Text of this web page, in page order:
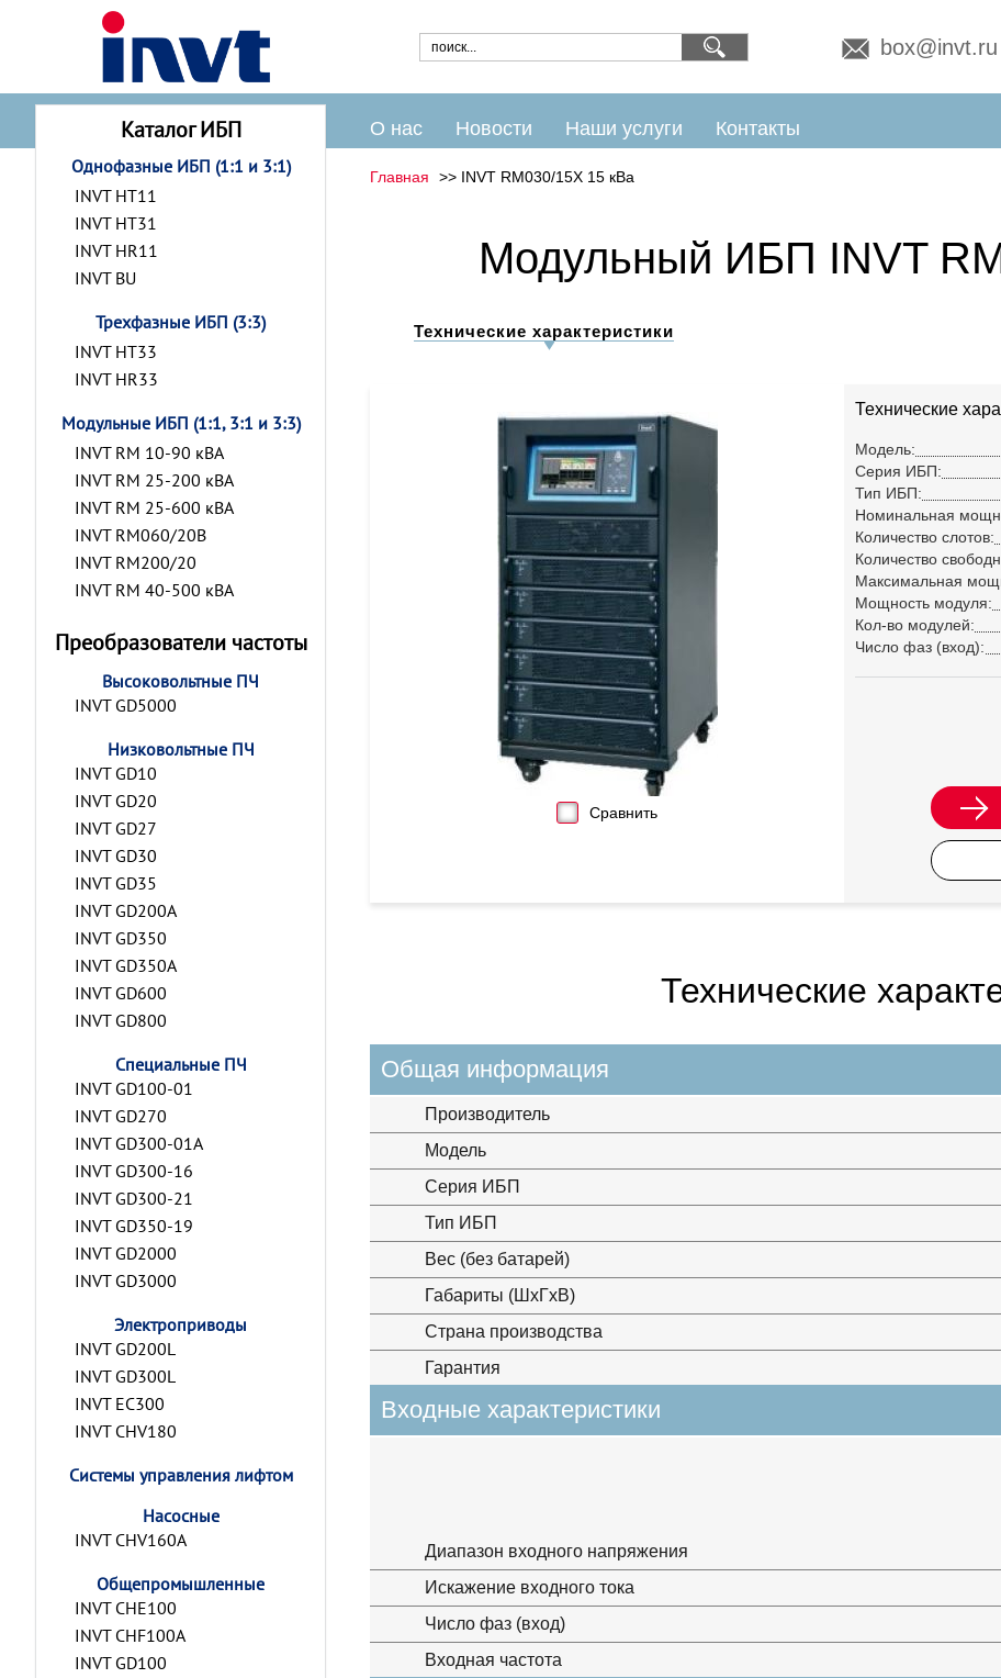
box@invt.ru
О нас Новости Наши услуги Контакты
Каталог ИБП
Однофазные ИБП (1:1 и 3:1)
INVT HT11
INVT HT31
INVT HR11
INVT BU
Трехфазные ИБП (3:3)
INVT HT33
INVT HR33
Модульные ИБП (1:1, 3:1 и 3:3)
INVT RM 10-90 кВА
INVT RM 25-200 кВА
INVT RM 25-600 кВА
INVT RM060/20B
INVT RM200/20
INVT RM 40-500 кВА
Преобразователи частоты
Высоковольтные ПЧ
INVT GD5000
Низковольтные ПЧ
INVT GD10
INVT GD20
INVT GD27
INVT GD30
INVT GD35
INVT GD200A
INVT GD350
INVT GD350A
INVT GD600
INVT GD800
Специальные ПЧ
INVT GD100-01
INVT GD270
INVT GD300-01A
INVT GD300-16
INVT GD300-21
INVT GD350-19
INVT GD2000
INVT GD3000
Электроприводы
INVT GD200L
INVT GD300L
INVT EC300
INVT CHV180
Системы управления лифтом
Насосные
INVT CHV160A
Общепромышленные
INVT CHE100
INVT CHF100A
INVT GD100
Главная INVT RM030/15X 15 кВа
Модульный ИБП INVT
Технические характеристики
Сравнить
Технические
Модель:
Серия ИБП:
Тип ИБП:
Номинальная
Количество слотов:
Количество
Максимальная
Мощность модуля:
Кол-во модулей:
Число фаз (вход):
Технические
Общая информация
Производитель
Модель
Серия ИБП
Тип ИБП
Вес (без батарей)
Габариты (ШхГхВ)
Страна производства
Гарантия
Входные характеристики
Диапазон входного напряжения
Искажение входного тока
Число фаз (вход)
Входная частота